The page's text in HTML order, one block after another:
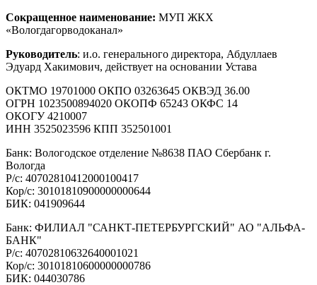
Сокращенное наименование: МУП ЖКХ
«Вологдагорводоканал»
Руководитель: и.о. генерального директора, Абдуллаев
Эдуард Хакимович, действует на основании Устава
ОКТМО 19701000 ОКПО 03263645 ОКВЭД 36.00
ОГРН 1023500894020 ОКОПФ 65243 ОКФС 14
ОКОГУ 4210007
ИНН 3525023596 КПП 352501001
Банк: Вологодское отделение №8638 ПАО Сбербанк г.
Вологда
Р/с: 40702810412000100417
Кор/с: 30101810900000000644
БИК: 041909644
Банк: ФИЛИАЛ "САНКТ-ПЕТЕРБУРГСКИЙ" АО "АЛЬФА-
БАНК"
Р/с: 40702810632640001021
Кор/с: 30101810600000000786
БИК: 044030786